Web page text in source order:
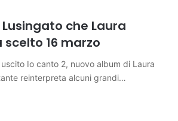
che Laura
16 marzo
Io canto 2, nuovo album di Laura
reinterpreta alcuni grandi…